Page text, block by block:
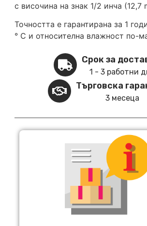
с височина на знак 1/2 инча (12,7
Точността е гарантирана за 1
° C и относителна влажност по-
Срок за
1 - 3 работни
Търговска
3 месеца